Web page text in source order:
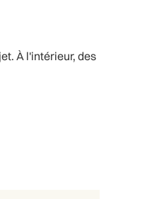
À l'intérieur, des